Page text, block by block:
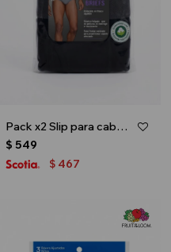
Pack x2 Slip para caballero - Multicolor
$ 549
$ 467